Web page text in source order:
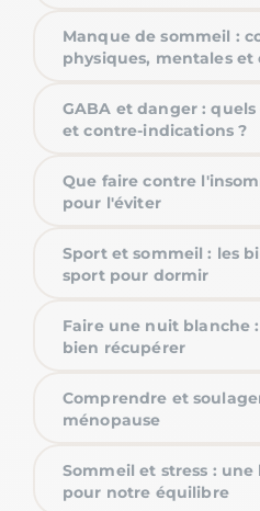
Manque de sommeil :
physiques, mentales
GABA et danger :
et contre-indications ?
Que faire contre
pour l'éviter
Sport et sommeil : les
sport pour dormir
Faire une nuit blanche
bien récupérer
Comprendre et
ménopause
Sommeil et stress :
pour notre équilibre